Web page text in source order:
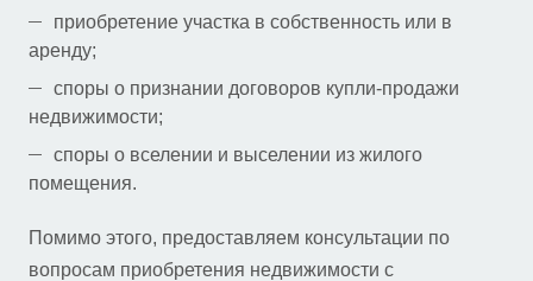
приобретение участка в собственность или в
аренду;
споры о признании договоров купли-продажи
недвижимости;
споры о вселении и выселении из жилого
помещения.
Помимо этого, предоставляем консультации по
вопросам приобретения недвижимости с